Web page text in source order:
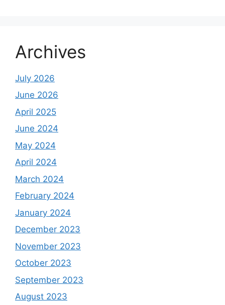
Archives
July 2026
June 2026
April 2025
June 2024
May 2024
April 2024
March 2024
February 2024
January 2024
December 2023
November 2023
October 2023
September 2023
August 2023